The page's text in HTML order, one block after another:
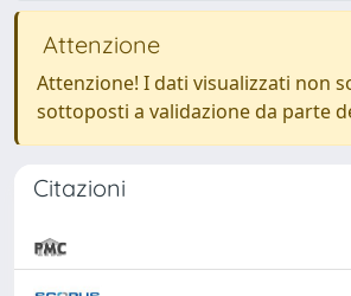
Attenzione
Attenzione! I dati visualizzati non
sottoposti a validazione da parte
Citazioni